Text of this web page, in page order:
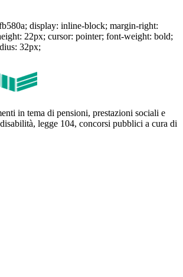
display: inline-block; margin-right:
22px; cursor: pointer; font-weight: bold;
32px;
in tema di pensioni, prestazioni sociali e
legge 104, concorsi pubblici a cura di